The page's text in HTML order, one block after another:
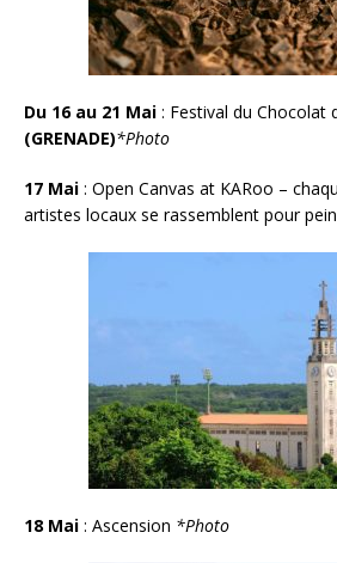
Du 16 au 21 Mai : Festival du Chocolat
(GRENADE)*Photo
17 Mai : Open Canvas at KARoo –
artistes locaux se rassemblent pour
18 Mai : Ascension *Photo